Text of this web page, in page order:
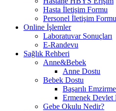
Hasta İletişim Formu
Personel İletişim Formu
Online İşlemler
Laboratuvar Sonuçları
E-Randevu
Sağlık Rehberi
Anne&Bebek
Anne Dostu
Bebek Dostu
Başarılı
Ermenek Devlet
Gebe Okulu Nedir?